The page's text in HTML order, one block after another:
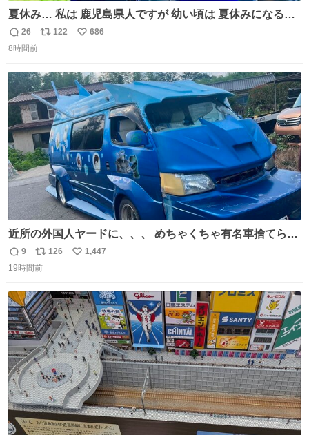
夏休み… 私は 鹿児島県人ですが 幼い頃は 夏休みになると
母の郷… 山梨へ遊びに行くのが楽しみでした 母の実家へ 1
ヶ月近く泊まって … … 今の私は 医療従事者 お盆休み？ﾅﾆ
景 淡い記憶 そんな思い出の風景… ありますか？
返
信
26
リ
ト
数
122
い
数
686
8時間前
近所の外国人ヤードに、、、 めちゃくちゃ有名車捨てられ
てました😭 外装ぼろぼろだし、、 中も何にも残ってない
し、、 可哀想に😢😢 今まで数十年お疲れ様でした、、 #バ
返
信
9
リ
ポ
ト
数
126
い
数
1,447
19時間前